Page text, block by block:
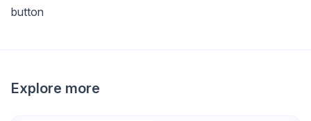
button
Explore more